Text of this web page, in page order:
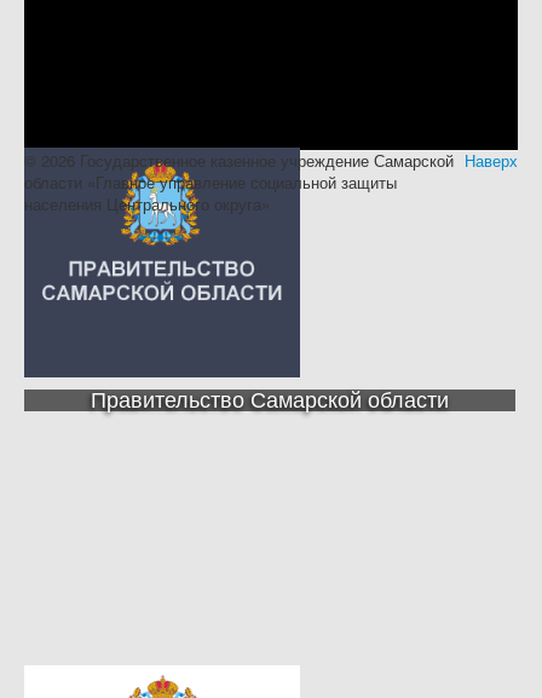
Правительство Самарской области
Наверх
© 2026 Государственное казенное учреждение Самарской
области «Главное управление социальной защиты
населения Центрального округа»